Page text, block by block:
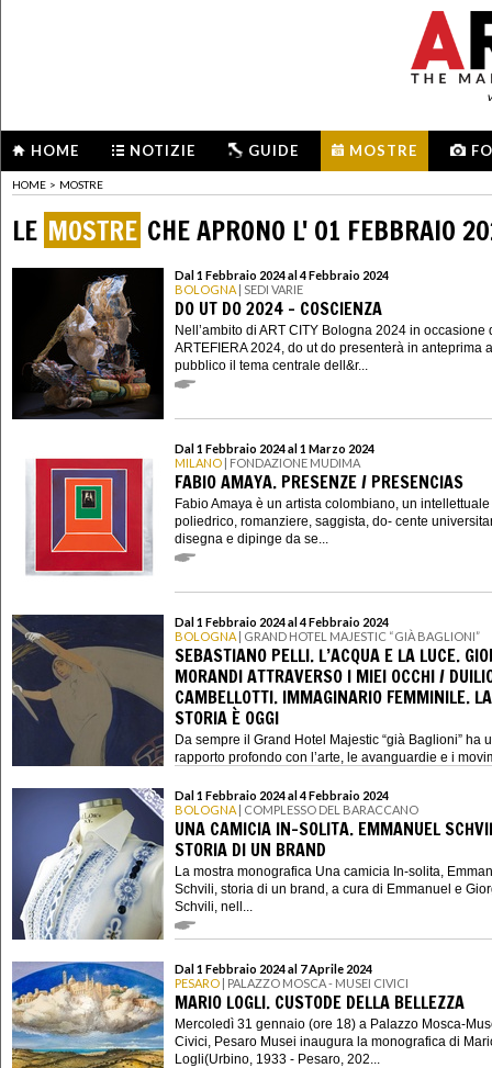
HOME NOTIZIE GUIDE MOSTRE
HOME > MOSTRE
LE MOSTRE CHE APRONO L' 01 FEBBRAIO
Dal 1 Febbraio 2024 al 4 Febbraio 2024
BOLOGNA | SEDI VARIE
DO UT DO 2024 - COSCIENZA
Nell’ambito di ART CITY Bologna 2024 in occasione
ARTEFIERA 2024, do ut do presenterà in anteprima
pubblico il tema centrale dell&r...
Dal 1 Febbraio 2024 al 1 Marzo 2024
MILANO | FONDAZIONE MUDIMA
FABIO AMAYA. PRESENZE / PRESENCIAS
Fabio Amaya è un artista colombiano, un intellettuale
poliedrico, romanziere, saggista, do- cente
disegna e dipinge da se...
Dal 1 Febbraio 2024 al 4 Febbraio 2024
BOLOGNA | GRAND HOTEL MAJESTIC “GIÀ BAGLIONI”
SEBASTIANO PELLI. L’ACQUA E LA LUCE.
MORANDI ATTRAVERSO I MIEI OCCHI /
CAMBELLOTTI. IMMAGINARIO FEMMINILE. LA
STORIA È OGGI
Da sempre il Grand Hotel Majestic “già Baglioni” ha
rapporto profondo con l’arte, le avanguardie e i
Dal 1 Febbraio 2024 al 4 Febbraio 2024
BOLOGNA | COMPLESSO DEL BARACCANO
UNA CAMICIA IN-SOLITA. EMMANUEL
STORIA DI UN BRAND
La mostra monografica Una camicia In-solita,
Schvili, storia di un brand, a cura di Emmanuel e
Schvili, nell...
Dal 1 Febbraio 2024 al 7 Aprile 2024
PESARO | PALAZZO MOSCA - MUSEI CIVICI
MARIO LOGLI. CUSTODE DELLA BELLEZZA
Mercoledì 31 gennaio (ore 18) a Palazzo Mosca-
Civici, Pesaro Musei inaugura la monografica di
Logli(Urbino, 1933 - Pesaro, 202...